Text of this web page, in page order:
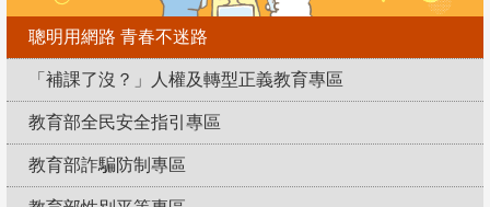
聰明用網路 青春不迷路
「補課了沒？」人權及轉型正義教育專區
教育部全民安全指引專區
教育部詐騙防制專區